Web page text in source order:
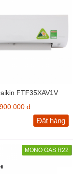
FTF35XAV1V
đ
Đặt hàng
MONO GAS R22